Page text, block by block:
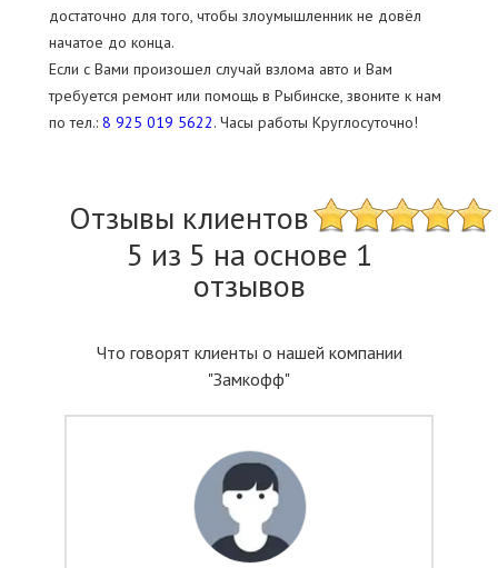
достаточно для того, чтобы злоумышленник не довёл
начатое до конца.
Если с Вами произошел случай взлома авто и Вам
требуется ремонт или помощь в Рыбинске, звоните к нам
по тел.: 8 925 019 5622. Часы работы Круглосуточно!
Отзывы клиентов
5 из 5 на основе 1
отзывов
Что говорят клиенты о нашей компании
"Замкофф"